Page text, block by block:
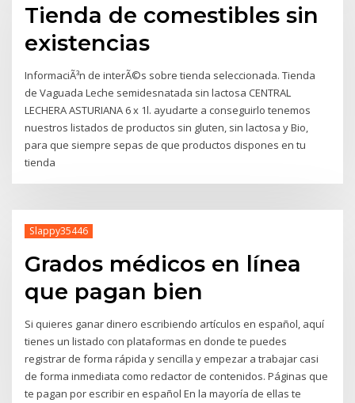
Tienda de comestibles sin
existencias
InformaciÃ³n de interÃ©s sobre tienda seleccionada. Tienda
de Vaguada Leche semidesnatada sin lactosa CENTRAL
LECHERA ASTURIANA 6 x 1l. ayudarte a conseguirlo tenemos
nuestros listados de productos sin gluten, sin lactosa y Bio,
para que siempre sepas de que productos dispones en tu
tienda
Slappy35446
Grados médicos en línea
que pagan bien
Si quieres ganar dinero escribiendo artículos en español, aquí
tienes un listado con plataformas en donde te puedes
registrar de forma rápida y sencilla y empezar a trabajar casi
de forma inmediata como redactor de contenidos. Páginas que
te pagan por escribir en español En la mayoría de ellas te